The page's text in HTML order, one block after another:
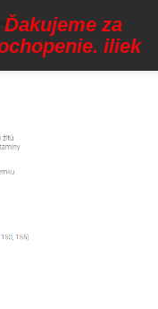
Ďakujeme za
iliek